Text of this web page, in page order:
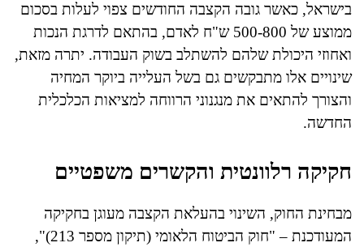
בישראל, כאשר גובה הקצבה החודשים צפוי לעלות בסכום
ממוצע של 500-800 ש"ח לאדם, בהתאם לדרגת הנכות
ואחוזי היכולת שלהם להשתלב בשוק העבודה. יתרה מזאת,
שינויים אלו מתבקשים גם בשל העלייה ביוקר המחיה
והצורך להתאים את מנגנוני הרווחה למציאות הכלכלית
החדשה.
חקיקה רלוונטית והקשרים משפטיים
מבחינת החוק, השינוי בהעלאת הקצבה מעוגן בחקיקה
המעודכנת – "חוק הביטוח הלאומי (תיקון מספר 213)",